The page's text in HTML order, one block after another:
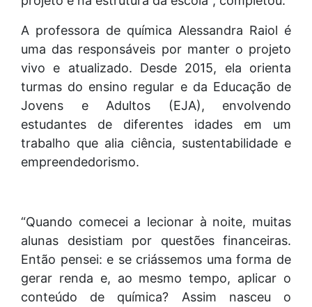
A professora de química Alessandra Raiol é
uma das responsáveis por manter o projeto
vivo e atualizado. Desde 2015, ela orienta
turmas do ensino regular e da Educação de
Jovens e Adultos (EJA), envolvendo
estudantes de diferentes idades em um
trabalho que alia ciência, sustentabilidade e
empreendedorismo.
“Quando comecei a lecionar à noite, muitas
alunas desistiam por questões financeiras.
Então pensei: e se criássemos uma forma de
gerar renda e, ao mesmo tempo, aplicar o
conteúdo de química? Assim nasceu o